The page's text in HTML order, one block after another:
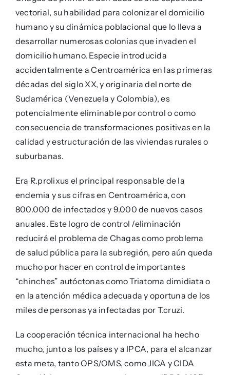
vectorial, su habilidad para colonizar el domicilio
humano y su dinámica poblacional que lo lleva a
desarrollar numerosas colonias que invaden el
domicilio humano. Especie introducida
accidentalmente a Centroamérica en las primeras
décadas del siglo XX, y originaria del norte de
Sudamérica (Venezuela y Colombia), es
potencialmente eliminable por control o como
consecuencia de transformaciones positivas en la
calidad y estructuración de las viviendas rurales o
suburbanas.
Era R.prolixus el principal responsable de la
endemia y sus cifras en Centroamérica, con
800.000 de infectados y 9.000 de nuevos casos
anuales. Este logro de control /eliminación
reducirá el problema de Chagas como problema
de salud pública para la subregión, pero aún queda
mucho por hacer en control de importantes
“chinches” autóctonas como Triatoma dimidiata o
en la atención médica adecuada y oportuna de los
miles de personas ya infectadas por T.cruzi.
La cooperación técnica internacional ha hecho
mucho, junto a los países y a IPCA, para el alcanzar
esta meta, tanto OPS/OMS, como JICA y CIDA